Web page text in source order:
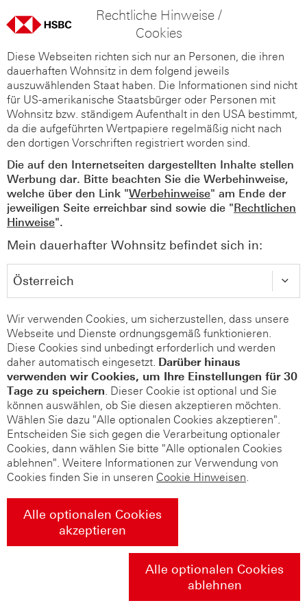
Rechtliche Hinweise /
Cookies
Diese Webseiten richten sich nur an Personen, die ihren
dauerhaften Wohnsitz in dem folgend jeweils
auszuwählenden Staat haben. Die Informationen sind nicht
für US-amerikanische Staatsbürger oder Personen mit
Wohnsitz bzw. ständigem Aufenthalt in den USA bestimmt,
da die aufgeführten Wertpapiere regelmäßig nicht nach
den dortigen Vorschriften registriert worden sind.
Die auf den Internetseiten dargestellten Inhalte stellen
Werbung dar. Bitte beachten Sie die Werbehinweise,
welche über den Link "Werbehinweise" am Ende der
jeweiligen Seite erreichbar sind sowie die "Rechtlichen
Hinweise".
Mein dauerhafter Wohnsitz befindet sich in:
Wir verwenden Cookies, um sicherzustellen, dass unsere
Webseite und Dienste ordnungsgemäß funktionieren.
Diese Cookies sind unbedingt erforderlich und werden
daher automatisch eingesetzt. Darüber hinaus
verwenden wir Cookies, um Ihre Einstellungen für 30
Tage zu speichern. Dieser Cookie ist optional und Sie
können auswählen, ob Sie diesen akzeptieren möchten.
Wählen Sie dazu "Alle optionalen Cookies akzeptieren".
Entscheiden Sie sich gegen die Verarbeitung optionaler
Cookies, dann wählen Sie bitte "Alle optionalen Cookies
ablehnen". Weitere Informationen zur Verwendung von
Cookies finden Sie in unseren Cookie Hinweisen.
Alle optionalen Cookies
akzeptieren
Alle optionalen Cookies
ablehnen